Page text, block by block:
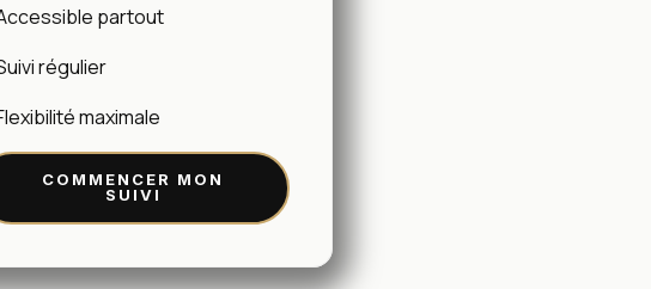
partout
régulier
maximale
COMMENCER MON
SUIVI